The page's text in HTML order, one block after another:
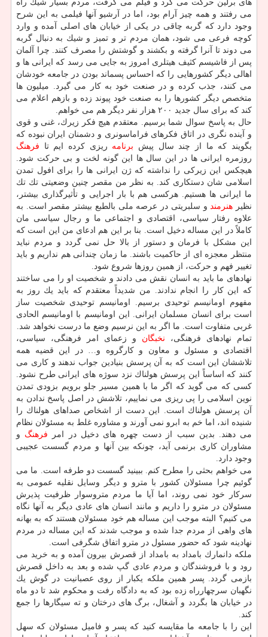
های برلین حركت می كرد و فیلم می گرفت، مردم بسیار شیك راه
می رفتند و همه چیز آرام بود، اما در آرشیو آنها فیلمی به این شرح
وجود دارد كه گربه چاقی در یكی از خیابان های اصلی آمده و وارد
كوچه فرعی می شود، همان مردم تر و تمیز و شیك به دنبال گربه
می دوند تا آنرا گرفته و بكشند و گوشتش را مصرف كنند. چرا آلمان
پس از فاشیسم كثیف هیتلری امروز به جایی می رسد كه ایرانی ها و
اهالی دیگر كشورهایی را كه احساس پسماند بودن در جامعه خودشان
می كنند، جذب كرده و در صنعت خود به كار می گیرد. میلیون ها
متخصص دیگر كشورها را به صنعت خود پیوند زده و بازهم اعلام می
كند كه برای سال جدید ۲۰۰ هزار نفر دیگر هم می خواهم.
حال به پاسخ سوال شما برسیم. معتقدم هیچ فكر زیرك، غنی و قوی
و آینده نگری در اتاق فكرهای فراماسونری و دشمنان ایران نبوده كه
بگویند كه ما از چند سال پیش برنامه ریزی كرده ایم تا فرهنگ
روزمره ایرانی ها در این سال ها این گونه لخت و بی حركت شود.
هیچكس این زیركی را نداشته كه ژن ایرانی ها را برای افول تمدن
اسلامی شان دستكاری كند. به نظر من مقصر چنین وضعیتی تك تك
ما ایرانی ها هستیم. هركسی هم با بار اجرایی و تأثیرگذاری بیشتر،
نظیر هنرمندو سلبریتی در عرصه ملی بالطبع بیشتر مقصر است. به
علاوه رفتار سیاسی، اقتصادی و اجتماعی ما و رجال سیاسی مان
كاملاً در این مساله دخیل است. بنا بر این هم ادعای من این است كه
این مشكل با فرمان و دستور از بالا حل نمی گردد و مردم نباید
منتظر معجزه ای از حاكمیت باشند. ما زمان چندانی هم نداریم و باید
تغییر فهم و حركت، از همین روزها شروع شود.
نهادهای ما باید به انسان نقش می دادند و شخصیت او را می ساختند
كه این كار را انجام ندادند. من شدیداً معتقدم كه باید یك روز به
مفهوم اومانیسم توحیدی برسیم. اومانیسم توحیدی شخصیت ساز
است برای انسان مسلمان ایرانی. این اومانیسم با اومانیسم الحادی
غربی متفاوت است. ما اگر به این نرسیم وضع ما درست نخواهد شد.
تمام نهادهای فرهنگی، نخبگان و زعمای امر فرهنگی، سیاسی،
اقتصادی و مسئول و معاون و كارگروه و… در این قضیه همه
تلاششان این است كه به آن پرسش بنیادین جواب ندهند و كاری می
كنند كه اساساً این پرسش هولناك نزد سوژه های ایرانی طرح نشود.
كسی كه می گوید كه اگر ما با همین مسیر جلو برویم بزودی تمدن
نوین اسلامی را پی ریزی می نماییم، تلاشش در اصل پاسخ ندادن به
آن پرسش هولناك است. این دست از اشخاص صداهای هولناك را
شنیده اند، اما خم به ابرو نمی آورند و مشاوره غلط به مسئولان نظام
می دهند. بدین سبب از دست چهره های دخیل در امر فرهنگ و
مشاوران كاری برنمی آید، چونكه بین آنها و مردم گسست عجیبی
وجود دارد.
می خواهم بحثی را مطرح كنم. ببینید گسست دو طرفه است. ما می
گوئیم چرا مسئولان كشور با مترو و دیگر وسایل نقلیه عمومی به
سركار خود نمی روند، اما آیا ما مردم متروسوار ظرفیت پذیرش
مسئولان در مترو را داریم و مانند انسان های عادی دیگر به آنها نگاه
می كنیم؟ البته موجب این مساله هم خود مسئولان هستند كه به بهانه
های واهی از مردم جدا شده و موجب شدند كه این مساله در مردم
نهادینه شود كه حضور مسئول در مترو اتفاق شگرفی است.
ملكه دانمارك بامداد به بامداد از قصرش بیرون آمده و به خرید می
رود و با فروشندگان و مردم عادی گپ شده و بعد به داخل قصرش
بازمی گردد. پسر همین ملكه یكبار از روی عصبانیت در گوش یك
نگهبان سرچهارراه زده بود كه به دادگاه رفت و محكوم شد تا دو ماه
در خیابان ها بگردد و آشغال، برگ های درختان و ته سیگارها را جمع
كند.
این را با جامعه ما مقایسه كنید كه پسر و فامیل مسئولان كه سهل